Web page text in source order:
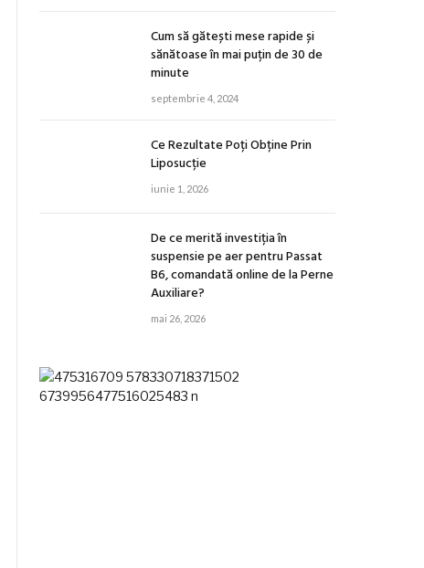
Cum să gătești mese rapide și
sănătoase în mai puțin de 30 de
minute
septembrie 4, 2024
Ce Rezultate Poți Obține Prin
Liposucție
iunie 1, 2026
De ce merită investiția în
suspensie pe aer pentru Passat
B6, comandată online de la Perne
Auxiliare?
mai 26, 2026